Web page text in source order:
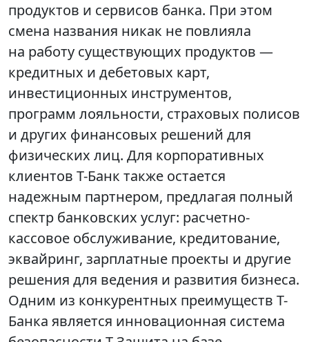
продуктов и сервисов банка. При этом
смена названия никак не повлияла
на работу существующих продуктов —
кредитных и дебетовых карт,
инвестиционных инструментов,
программ лояльности, страховых полисов
и других финансовых решений для
физических лиц. Для корпоративных
клиентов Т-Банк также остается
надежным партнером, предлагая полный
спектр банковских услуг: расчетно-
кассовое обслуживание, кредитование,
эквайринг, зарплатные проекты и другие
решения для ведения и развития бизнеса.
Одним из конкурентных преимуществ Т-
Банка является инновационная система